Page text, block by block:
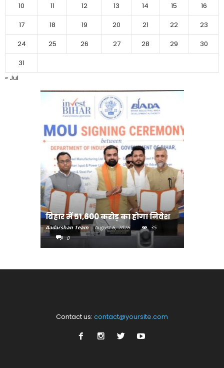
10
11 12 13 14 15
16
17
18 19 20 21 22
23
24
25 26 27 28 29
30
31
« Jul
बिहार में 51,600 करोड़ का होगा निवेश
Aadarshan Team - August 6, 2026
35
0
Contact us: contact@yoursite.com